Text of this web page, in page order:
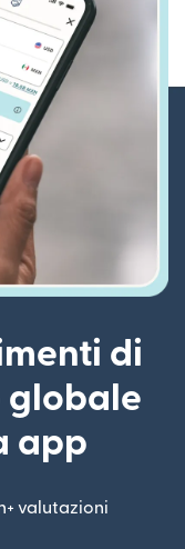
di
globale
app
valutazioni